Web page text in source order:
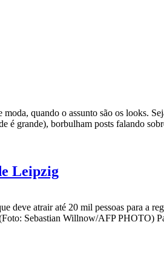
moda, quando o assunto são os
é grande), borbulham posts falando
Leipzig
deve atrair até 20 mil pessoas para a
Sebastian Willnow/AFP PHOTO)